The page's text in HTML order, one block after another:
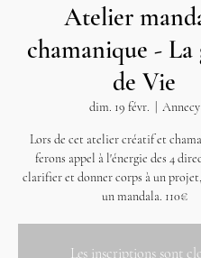
Atelier
chamanique - La
de Vie
dim. 19 févr. Annecy
Lors de cet atelier créatif et
ferons appel à l'énergie des 4
clarifier et donner corps à un
un mandala. 110€
Les inscriptions sont